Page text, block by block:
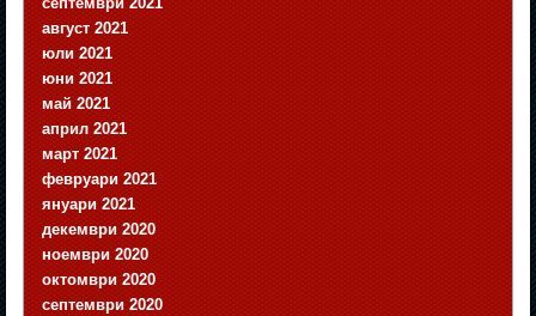
август 2021
юли 2021
юни 2021
май 2021
април 2021
март 2021
февруари 2021
януари 2021
декември 2020
ноември 2020
октомври 2020
септември 2020